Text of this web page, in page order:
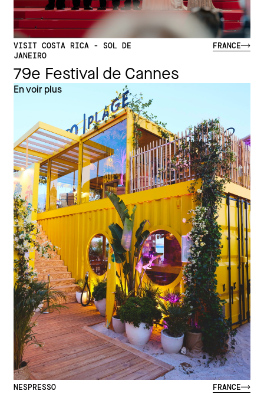
VISIT COSTA RICA - SOL DE
JANEIRO
FRANCE
79e Festival de Cannes
En voir plus
NESPRESSO FRANCE